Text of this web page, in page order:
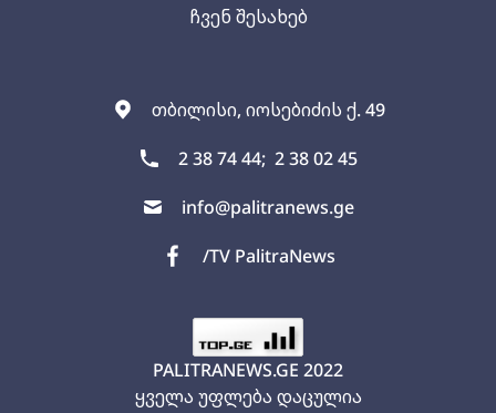
თბილისი, იოსებიძის ქ. 49
2 38 74 44; 2 38 02 45
info@palitranews.ge
/TV PalitraNews
ჩვენ შესახებ
PALITRANEWS.GE 2022
ყველა უფლება დაცულია